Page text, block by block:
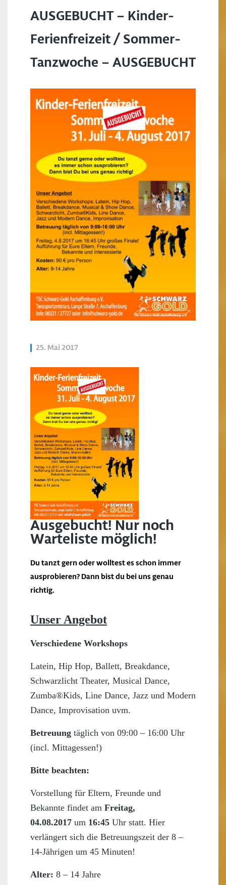
AUSGEBUCHT – Kinder-
Ferienfreizeit / Sommer-
Tanzwoche – AUSGEBUCHT
25. Mai 2017
Ausgebucht! Nur noch
Warteliste möglich!
Du tanzt gern oder wolltest es schon immer
ausprobieren? Dann bist du bei uns genau
richtig.
Unser Angebot
Verschiedene Workshops
Latein, Hip Hop, Ballett, Breakdance,
Schwarzlicht Theater, Musical Dance,
Zumba®Kids, Line Dance, Jazz und Modern
Dance, Improvisation uvm.
Betreuung täglich von 09:00 – 16:00 Uhr
(incl. Mittagessen!)
Bitte beachten:
Vorstellung für Eltern, Freunde und
Bekannte findet am Freitag,
04.08.2017 um 16:45 Uhr statt. Hier
verlängert sich die Betreuungszeit der 8 –
14-Jährigen um 45 Minuten!
Alter: 8 – 14 Jahre